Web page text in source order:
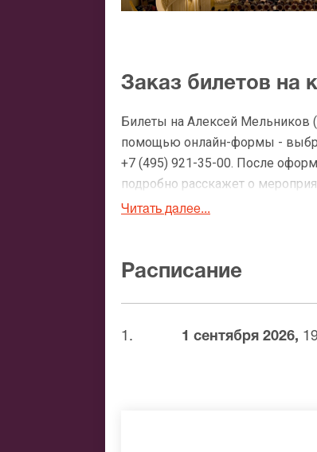
Заказ билетов на
Билеты на Алексей Мельников
помощью онлайн-формы -
+7 (495) 921-35-00. После
подробно расскажет о
утвердит адрес доставки.
После бронирования билетов,
доставка билетов
Читать далее...
Расписание
1. 1 сентября 2026,